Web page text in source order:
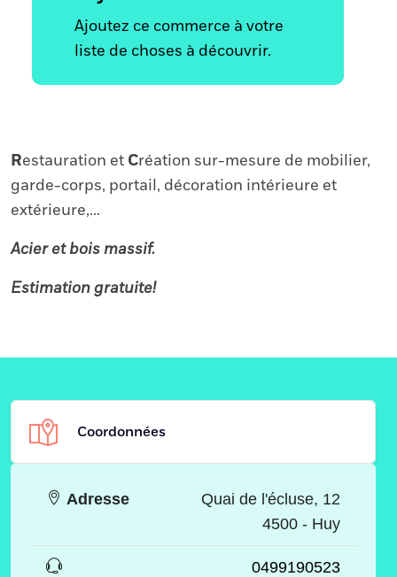
Ajoutez ce commerce à votre
liste de choses à découvrir.
Restauration et Création sur-mesure de mobilier,
garde-corps, portail, décoration intérieure et
extérieure,...
Acier et bois massif.
Estimation gratuite!
Coordonnées
Adresse
Quai de l'écluse, 12
4500 - Huy
0499190523